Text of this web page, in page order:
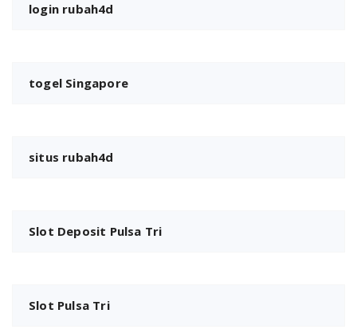
login rubah4d
togel Singapore
situs rubah4d
Slot Deposit Pulsa Tri
Slot Pulsa Tri